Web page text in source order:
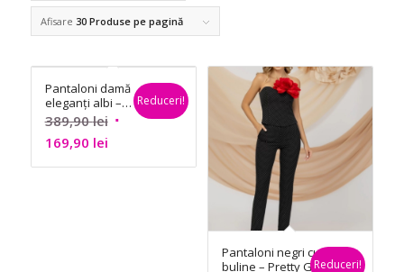
Afisare 30 Produse pe pagină
Pantaloni damă
eleganți albi –
Morgan
389,90lei Prețul
a
169,90 leiPrețul
curent
Reduceri!
Pantaloni negri cu
buline – Pretty GirlReduceri!